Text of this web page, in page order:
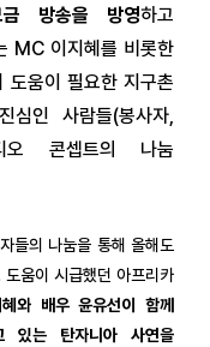
금 방송을 방영하고
MC 이지혜를 비롯한
움이 필요한 지구촌
심인 사람들(봉사자,
오 콘셉트의 나눔
들의 나눔을 통해 올해도
움이 시급했던 아프리카
와 배우 윤유선이 함께
있는 탄자니아 사연을